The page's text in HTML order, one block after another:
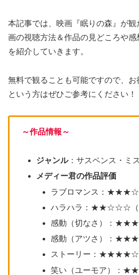
本記事では、映画『眠りの森』が
画の視聴方法＆作品の見どころや
を紹介していきます。
無料で観ることも可能ですので、
という方はぜひご参考にください！
～作品情報～
ジャンル：サスペンス・ミ
メディー君の作品評価
ラブロマンス：
ハラハラ：★★☆☆☆（
感動（切なさ）：
感動（アツさ）：
ストーリー：★★★★☆
笑い（ユーモア）：